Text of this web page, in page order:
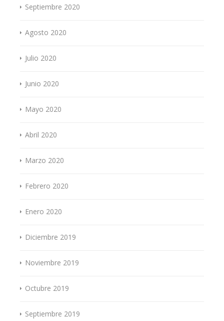
Septiembre 2020
Agosto 2020
Julio 2020
Junio 2020
Mayo 2020
Abril 2020
Marzo 2020
Febrero 2020
Enero 2020
Diciembre 2019
Noviembre 2019
Octubre 2019
Septiembre 2019